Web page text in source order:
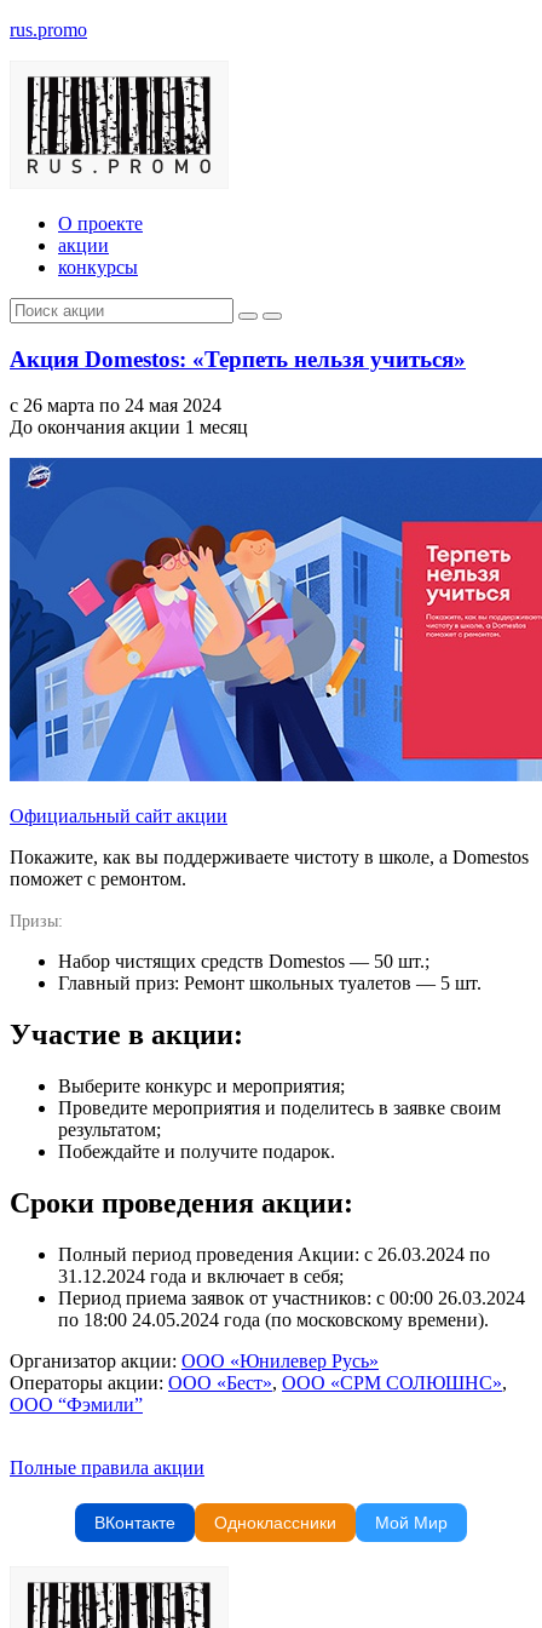
rus.promo
О проекте
акции
конкурсы
Акция Domestos: «Терпеть нельзя учиться»
с 26 марта по 24 мая 2024
До окончания акции 1 месяц
Официальный сайт акции
Покажите, как вы поддерживаете чистоту в школе, а Domestos
поможет с ремонтом.
Призы:
Набор чистящих средств Domestos — 50 шт.;
Главный приз: Ремонт школьных туалетов — 5 шт.
Участие в акции:
Выберите конкурс и мероприятия;
Проведите мероприятия и поделитесь в заявке своим
результатом;
Побеждайте и получите подарок.
Сроки проведения акции:
Полный период проведения Акции: с 26.03.2024 по
31.12.2024 года и включает в себя;
Период приема заявок от участников: с 00:00 26.03.2024
по 18:00 24.05.2024 года (по московскому времени).
Организатор акции: ООО «Юнилевер Русь»
Операторы акции: ООО «Бест», ООО «СРМ СОЛЮШНС»,
ООО “Фэмили”
Полные правила акции
ВКонтакте Одноклассники Мой Мир